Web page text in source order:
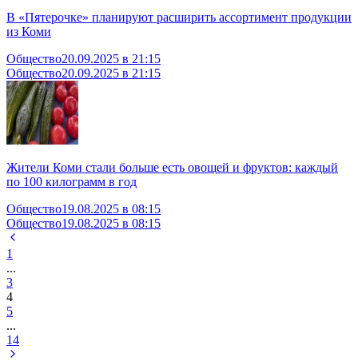
В «Пятерочке» планируют расширить ассортимент продукции
из Коми
Общество20.09.2025 в 21:15
Общество20.09.2025 в 21:15
Жители Коми стали больше есть овощей и фруктов: каждый
по 100 килограмм в год
Общество19.08.2025 в 08:15
Общество19.08.2025 в 08:15
1
...
3
4
5
...
14